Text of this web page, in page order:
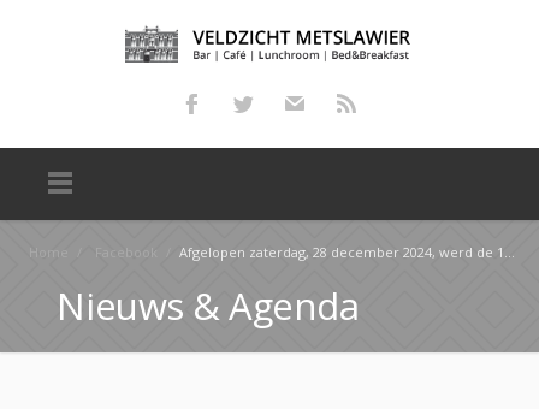
Home Facebook Afgelopen zaterdag, 28 december 2024, werd de 18e editie van het Mitselwjister Gesloten Darts gegooi…
Nieuws & Agenda